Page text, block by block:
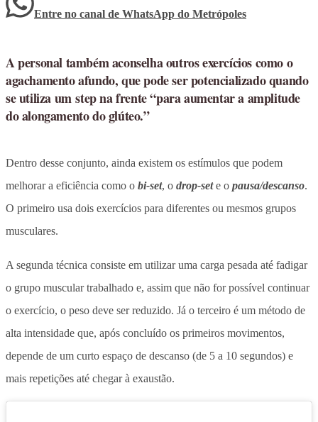
Entre no canal de WhatsApp do Metrópoles
A personal também aconselha outros exercícios como o
agachamento afundo, que pode ser potencializado quando
se utiliza um step na frente “para aumentar a amplitude
do alongamento do glúteo.”
Dentro desse conjunto, ainda existem os estímulos que podem
melhorar a eficiência como o bi-set, o drop-sete o pausa/descanso.
O primeiro usa dois exercícios para diferentes ou mesmos grupos
musculares.
A segunda técnica consiste em utilizar uma carga pesada até fadigar
o grupo muscular trabalhado e, assim que não for possível continuar
o exercício, o peso deve ser reduzido. Já o terceiro é um método de
alta intensidade que, após concluído os primeiros movimentos,
depende de um curto espaço de descanso (de 5 a 10 segundos) e
mais repetições até chegar à exaustão.